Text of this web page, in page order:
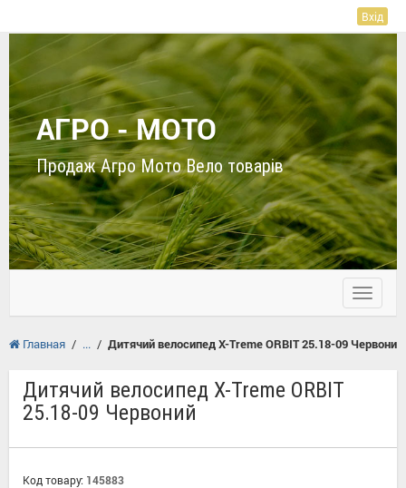
Вхід
АГРО - МОТО
Продаж Агро Мото Вело товарів
Toggle
Главная / / Дитячий велосипед X-Treme ORBIT 25.18-09 Червоний
Дитячий велосипед X-Treme ORBIT
25.18-09 Червоний
Код товару: 145883